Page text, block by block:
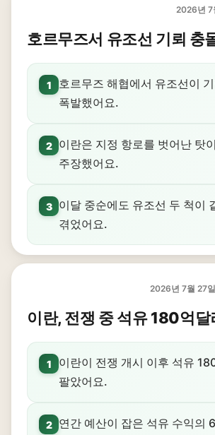
2026년 7
호르무즈서 유조선 기뢰 충
1
호르무즈 해협에서 유조선이
폭발했어요.
2
이란은 지정 항로를 벗어난 탓
주장했어요.
3
이달 중순에도 유조선 두 척이
겪었어요.
2026년 7월 27일
이란, 전쟁 중 석유 180억달
1
이란이 전쟁 개시 이후 석유
팔았어요.
2 연간 예산이 잡은 석유 수익의